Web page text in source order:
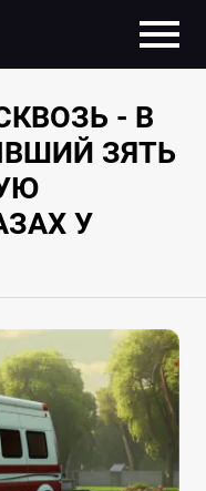
- В
ЗЯТЬ
У